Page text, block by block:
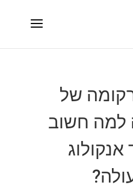
של
למה חשוב